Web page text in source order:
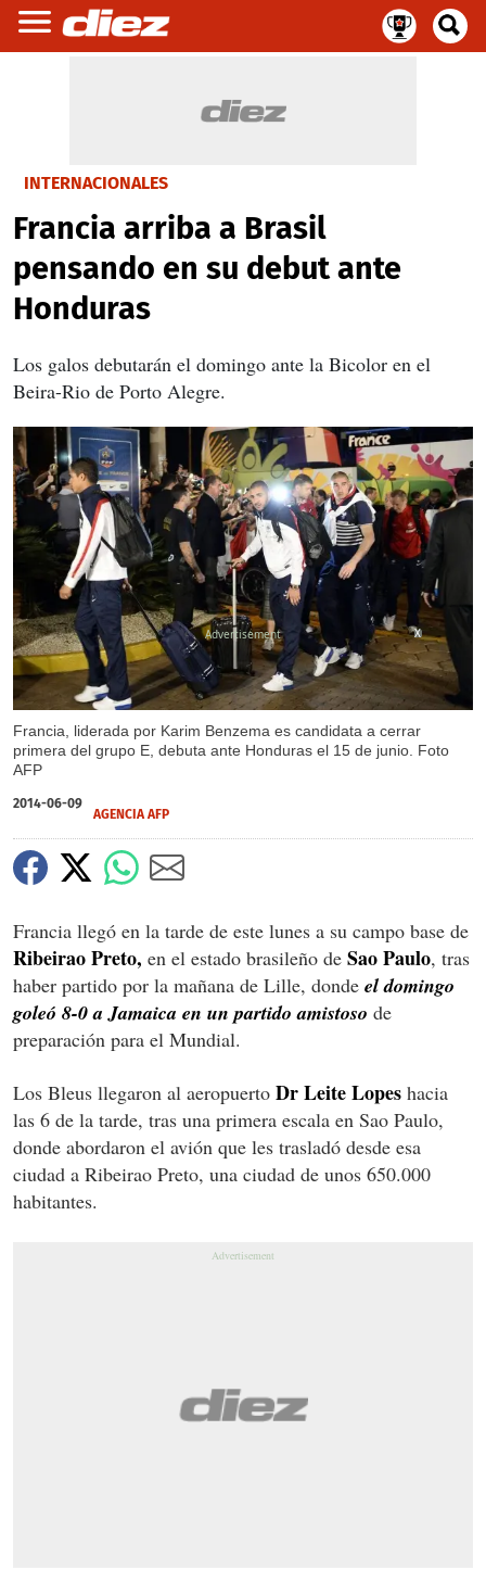
INTERNACIONALES
Francia arriba a Brasil
pensando en su debut ante
Honduras
Los galos debutarán el domingo ante la Bicolor en el
Beira-Rio de Porto Alegre.
Francia, liderada por Karim Benzema es candidata a cerrar
primera del grupo E, debuta ante Honduras el 15 de junio. Foto
AFP
X
2014-06-09
AGENCIA AFP
Francia llegó en la tarde de este lunes a su campo base de
Ribeirao Preto, en el estado brasileño de Sao Paulo, tras
haber partido por la mañana de Lille, donde el domingo
goleó 8-0 a Jamaica en un partido amistoso de
preparación para el Mundial.
Los Bleus llegaron al aeropuerto Dr Leite Lopes hacia
las 6 de la tarde, tras una primera escala en Sao Paulo,
donde abordaron el avión que les trasladó desde esa
ciudad a Ribeirao Preto, una ciudad de unos 650.000
habitantes.